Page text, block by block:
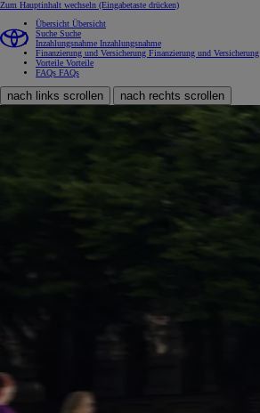
Zum Hauptinhalt wechseln (Eingabetaste drücken)
Übersicht Übersicht
Suche Suche
Inzahlungsnahme Inzahlungsnahme
Finanzierung und Versicherung Finanzierung und Versicherung
Vorteile Vorteile
FAQs FAQs
nach links scrollen nach rechts scrollen